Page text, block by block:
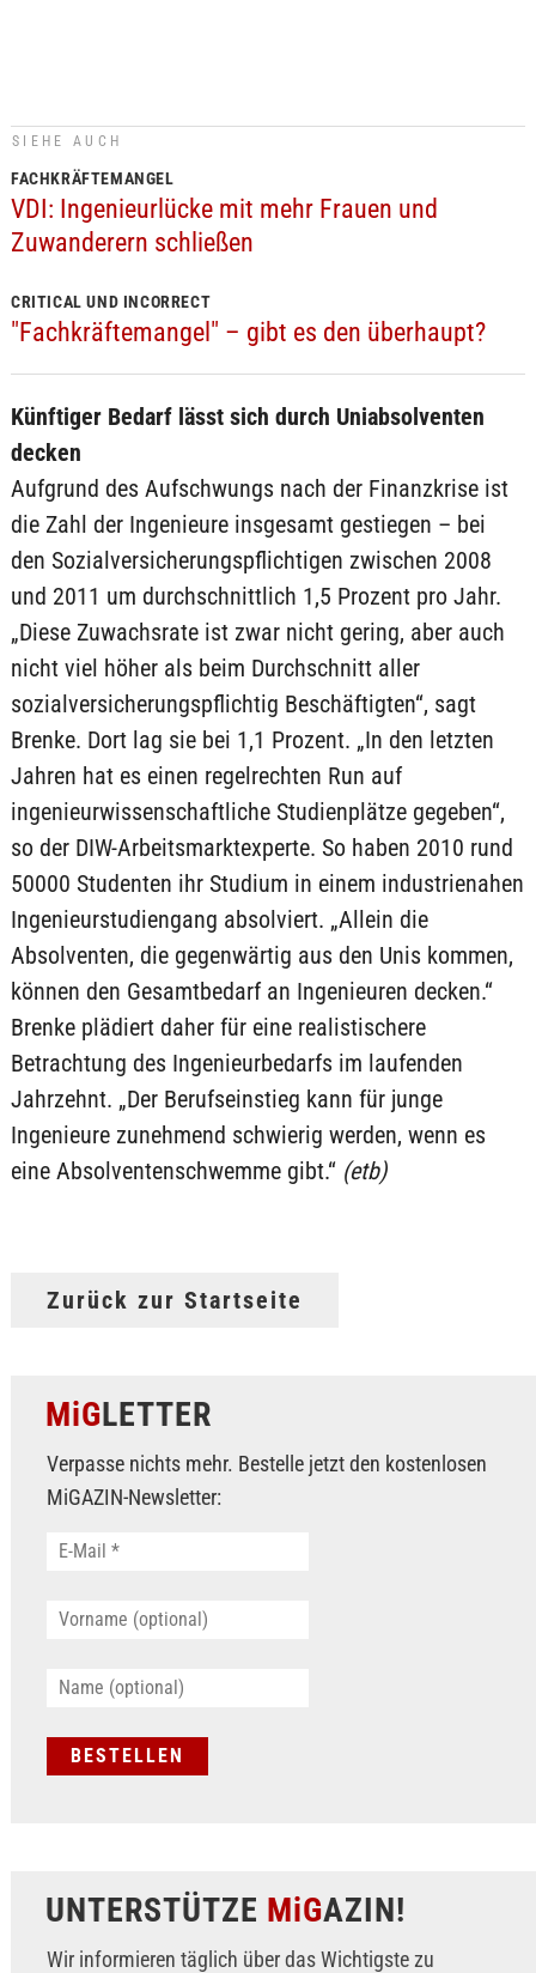
SIEHE AUCH
FACHKRÄFTEMANGEL
VDI: Ingenieurlücke mit mehr Frauen und
Zuwanderern schließen
CRITICAL UND INCORRECT
"Fachkräftemangel" – gibt es den überhaupt?
Künftiger Bedarf lässt sich durch Uniabsolventen
decken
Aufgrund des Aufschwungs nach der Finanzkrise ist
die Zahl der Ingenieure insgesamt gestiegen – bei
den Sozialversicherungspflichtigen zwischen 2008
und 2011 um durchschnittlich 1,5 Prozent pro Jahr.
„Diese Zuwachsrate ist zwar nicht gering, aber auch
nicht viel höher als beim Durchschnitt aller
sozialversicherungspflichtig Beschäftigten“, sagt
Brenke. Dort lag sie bei 1,1 Prozent. „In den letzten
Jahren hat es einen regelrechten Run auf
ingenieurwissenschaftliche Studienplätze gegeben“,
so der DIW-Arbeitsmarktexperte. So haben 2010 rund
50000 Studenten ihr Studium in einem industrienahen
Ingenieurstudiengang absolviert. „Allein die
Absolventen, die gegenwärtig aus den Unis kommen,
können den Gesamtbedarf an Ingenieuren decken.“
Brenke plädiert daher für eine realistischere
Betrachtung des Ingenieurbedarfs im laufenden
Jahrzehnt. „Der Berufseinstieg kann für junge
Ingenieure zunehmend schwierig werden, wenn es
eine Absolventenschwemme gibt.“ (etb)
Zurück zur Startseite
MiGLETTER
Verpasse nichts mehr. Bestelle jetzt den kostenlosen
MiGAZIN-Newsletter:
UNTERSTÜTZE MiGAZIN!
Wir informieren täglich über das Wichtigste zu